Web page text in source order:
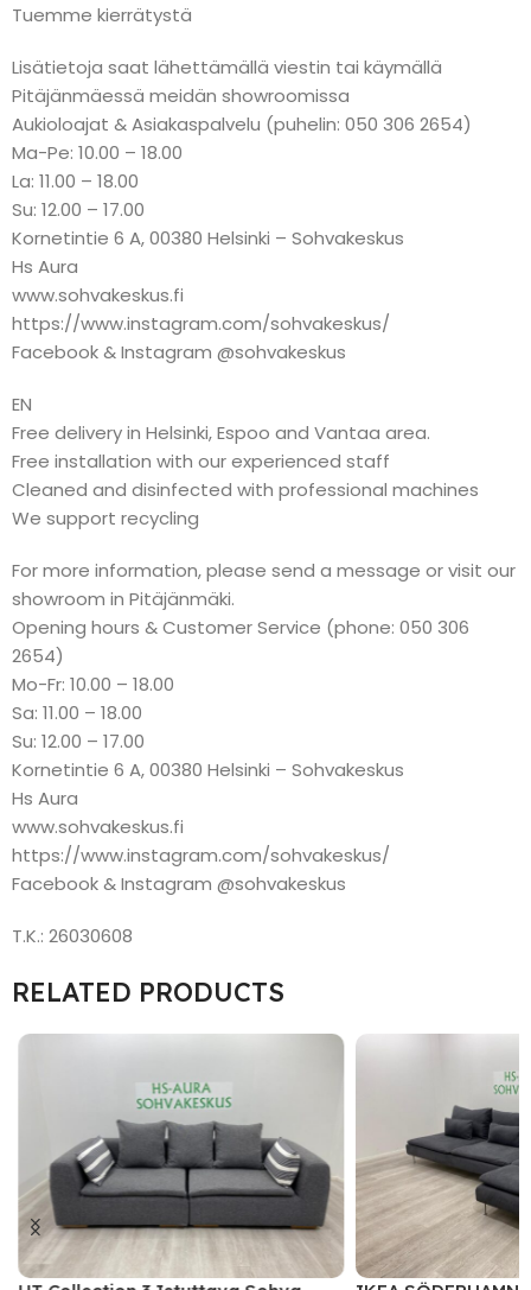
Tuemme kierrätystä
Lisätietoja saat lähettämällä viestin tai käymällä
Pitäjänmäessä meidän showroomissa
Aukioloajat & Asiakaspalvelu (puhelin: 050 306 2654)
Ma-Pe: 10.00 – 18.00
La: 11.00 – 18.00
Su: 12.00 – 17.00
Kornetintie 6 A, 00380 Helsinki – Sohvakeskus
Hs Aura
www.sohvakeskus.fi
https://www.instagram.com/sohvakeskus/
Facebook & Instagram @sohvakeskus
EN
Free delivery in Helsinki, Espoo and Vantaa area.
Free installation with our experienced staff
Cleaned and disinfected with professional machines
We support recycling
For more information, please send a message or visit our
showroom in Pitäjänmäki.
Opening hours & Customer Service (phone: 050 306
2654)
Mo-Fr: 10.00 – 18.00
Sa: 11.00 – 18.00
Su: 12.00 – 17.00
Kornetintie 6 A, 00380 Helsinki – Sohvakeskus
Hs Aura
www.sohvakeskus.fi
https://www.instagram.com/sohvakeskus/
Facebook & Instagram @sohvakeskus
T.K.: 26030608
RELATED PRODUCTS